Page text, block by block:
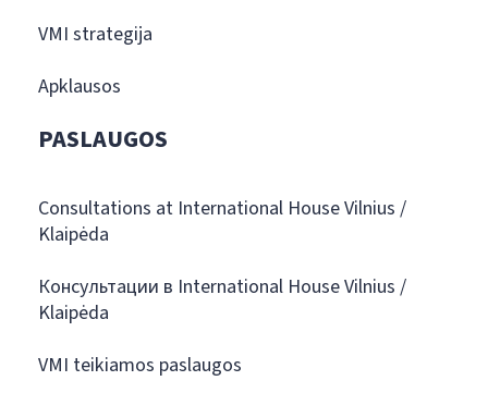
VMI strategija
Apklausos
PASLAUGOS
Consultations at International House Vilnius /
Klaipėda
Консультации в International House Vilnius /
Klaipėda
VMI teikiamos paslaugos